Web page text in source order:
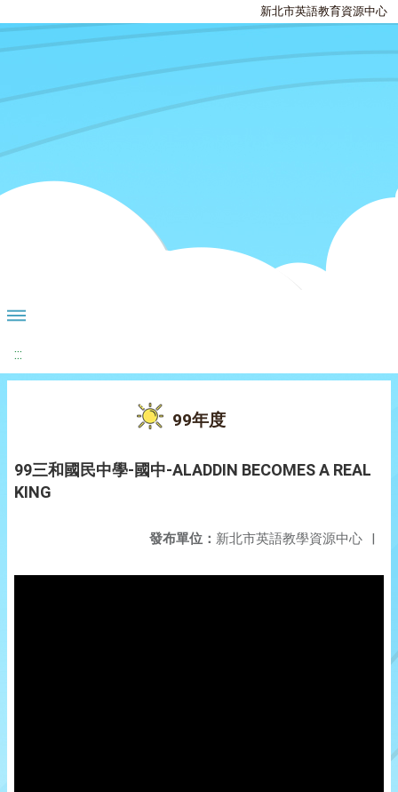
新北市英語教育資源中心
:::
99年度
99三和國民中學-國中-ALADDIN BECOMES A REAL
KING
發布單位： 新北市英語教學資源中心 |